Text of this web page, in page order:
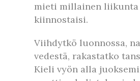
mieti millainen liikunta
kiinnostaisi.
Viihdytkö luonnossa,
vedestä, rakastatko
Kieli vyön alla